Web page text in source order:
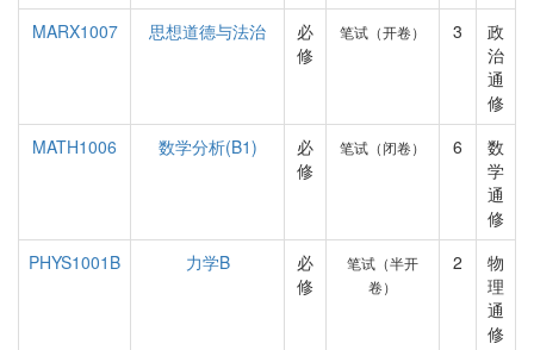
MARX1007
思想道德与法治
必
修
笔试（开卷） 3
政
治
通
修
MATH1006
数学分析(B1)
必
修
笔试（闭卷） 6
数
学
通
修
PHYS1001B
力学B
必
修
笔试（半开
卷）
2
物
理
通
修